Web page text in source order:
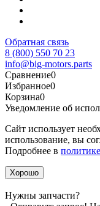
Обратная связь
8 (800) 550 70 23
info@big-motors.parts
Сравнение0
Избранное0
Корзина0
Уведомление об
Сайт использует
использование, вы
Подробнее в
Хорошо
Нужны запчасти?